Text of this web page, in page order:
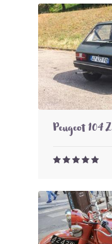
Peugeot 104 Z